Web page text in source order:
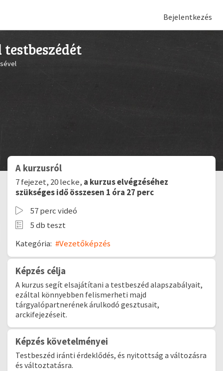
Bejelentkezés
A kurzusról
7 fejezet, 20 lecke, a kurzus elvégzéséhez
szükséges idő összesen 1 óra 27 perc
57 perc videó
5 db teszt
Kategória: #Vezetőképzés
Képzés célja
A kurzus segít elsajátítani a testbeszéd alapszabályait,
ezáltal könnyebben felismerheti majd
tárgyalópartnerének árulkodó gesztusait,
arckifejezéseit.
Képzés követelményei
Testbeszéd iránti érdeklődés, és nyitottság a változásra
és változtatásra.